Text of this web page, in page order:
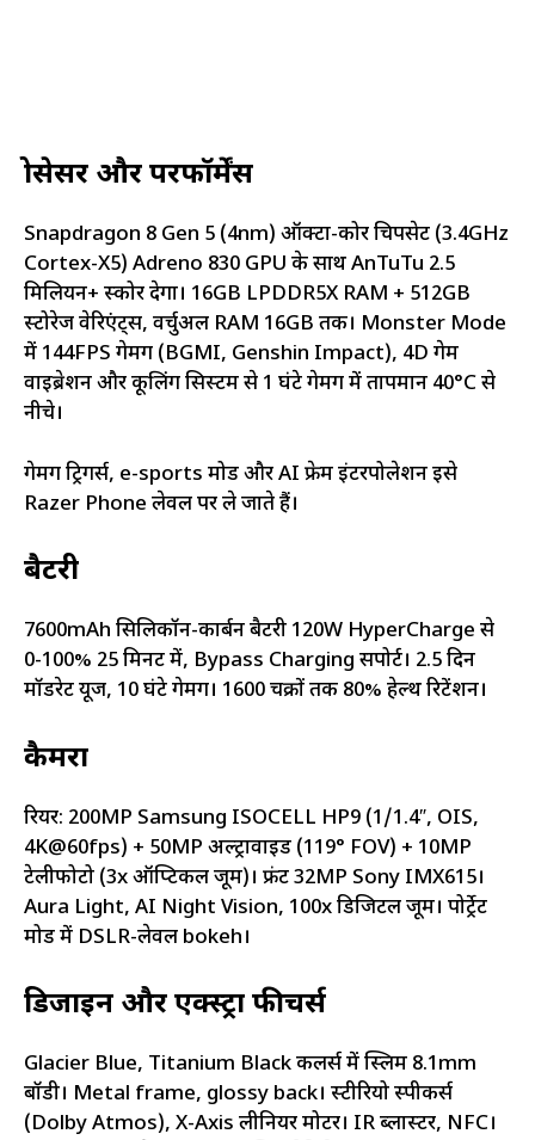
प्रोसेसर और परफॉर्मेंस
Snapdragon 8 Gen 5 (4nm) ऑक्टा-कोर चिपसेट (3.4GHz
Cortex-X5) Adreno 830 GPU के साथ AnTuTu 2.5
मिलियन+ स्कोर देगा। 16GB LPDDR5X RAM + 512GB
स्टोरेज वेरिएंट्स, वर्चुअल RAM 16GB तक। Monster Mode
में 144FPS गेमिंग (BGMI, Genshin Impact), 4D गेम
वाइब्रेशन और कूलिंग सिस्टम से 1 घंटे गेमिंग में तापमान 40°C से
नीचे।
गेमिंग ट्रिगर्स, e-sports मोड और AI फ्रेम इंटरपोलेशन इसे
Razer Phone लेवल पर ले जाते हैं।
बैटरी
7600mAh सिलिकॉन-कार्बन बैटरी 120W HyperCharge से
0-100% 25 मिनट में, Bypass Charging सपोर्ट। 2.5 दिन
मॉडरेट यूज, 10 घंटे गेमिंग। 1600 चक्रों तक 80% हेल्थ रिटेंशन।
कैमरा
रियर: 200MP Samsung ISOCELL HP9 (1/1.4″, OIS,
4K@60fps) + 50MP अल्ट्रावाइड (119° FOV) + 10MP
टेलीफोटो (3x ऑप्टिकल जूम)। फ्रंट 32MP Sony IMX615।
Aura Light, AI Night Vision, 100x डिजिटल जूम। पोर्ट्रेट
मोड में DSLR-लेवल bokeh।
डिजाइन और एक्स्ट्रा फीचर्स
Glacier Blue, Titanium Black कलर्स में स्लिम 8.1mm
बॉडी। Metal frame, glossy back। स्टीरियो स्पीकर्स
(Dolby Atmos), X-Axis लीनियर मोटर। IR ब्लास्टर, NFC।